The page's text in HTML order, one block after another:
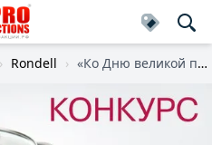
Rondell «Ко Дню великой победы!»